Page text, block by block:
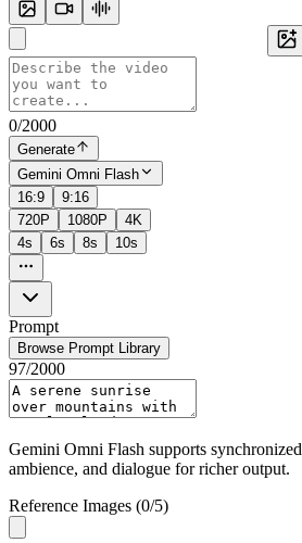
0/2000
Generate
Gemini Omni Flash
16:9
9:16
720P
1080P
4K
4s
6s 8s 10s
Prompt
Browse Prompt Library
97/2000
Gemini Omni Flash supports
ambience, and dialogue for richer output.
Reference Images (0/5)